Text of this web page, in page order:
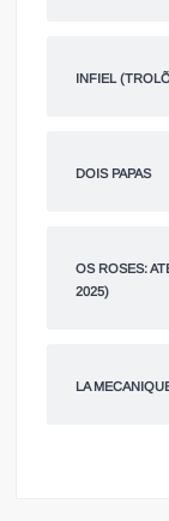
INFIEL
DOIS PAPAS
OS ROSES:
2025)
LA